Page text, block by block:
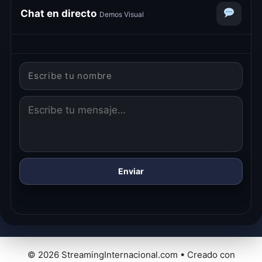
Chat en directo Demos Visual
Enviar
© 2026 StreamingInternacional.com • Creado con